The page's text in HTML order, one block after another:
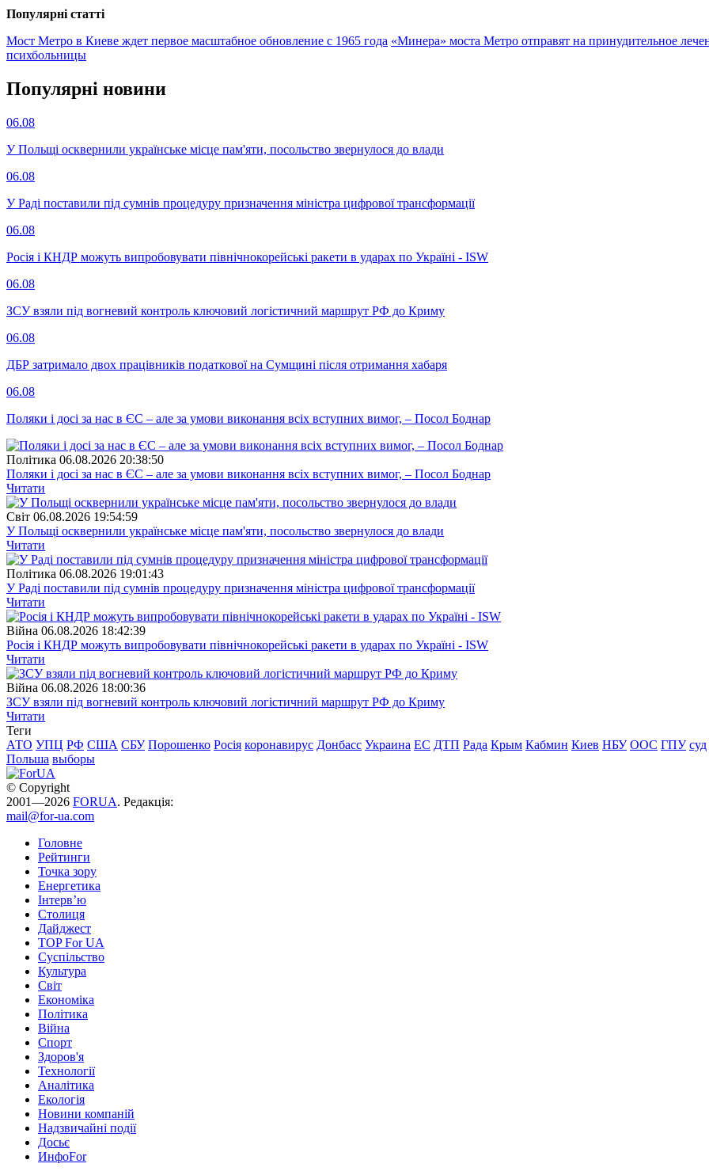
Популярнi статтi
Мост Метро в Киеве ждет первое масштабное обновление с 1965 года «Минера» моста Метро отправят на принудительное
психбольницы
Популярнi новини
06.08
У Польщі осквернили українське місце пам'яти, посольство звернулося до влади
06.08
У Раді поставили під сумнів процедуру призначення міністра цифрової трансформації
06.08
Росія і КНДР можуть випробовувати північнокорейські ракети в ударах по Україні - ISW
06.08
ЗСУ взяли під вогневий контроль ключовий логістичний маршрут РФ до Криму
06.08
ДБР затримало двох працівників податкової на Сумщині після отримання хабаря
06.08
Поляки і досі за нас в ЄС – але за умови виконання всіх вступних вимог, – Посол Боднар
Полiтика 06.08.2026 20:38:50
Поляки і досі за нас в ЄС – але за умови виконання всіх вступних вимог, – Посол Боднар
Читати
Свiт 06.08.2026 19:54:59
У Польщі осквернили українське місце пам'яти, посольство звернулося до влади
Читати
Полiтика 06.08.2026 19:01:43
У Раді поставили під сумнів процедуру призначення міністра цифрової трансформації
Читати
Війна 06.08.2026 18:42:39
Росія і КНДР можуть випробовувати північнокорейські ракети в ударах по Україні - ISW
Читати
Війна 06.08.2026 18:00:36
ЗСУ взяли під вогневий контроль ключовий логістичний маршрут РФ до Криму
Читати
Теги
АТО УПЦ РФ США СБУ Порошенко Росія коронавирус Донбасс Украина ЕС ДТП Рада Крым Кабмин Киев НБУ ООС ГПУ суд
Польша выборы
© Copyright
2001—2026 FORUA. Редакція:
mail@for-ua.com
Головне
Рейтинги
Точка зору
Енергетика
Інтерв’ю
Столиця
Дайджест
TOP For UA
Суспiльство
Культура
Світ
Економіка
Політика
Війна
Спорт
Здоров'я
Технології
Аналітика
Екологія
Новини компаній
Надзвичайні події
Досьє
ИнфоFor